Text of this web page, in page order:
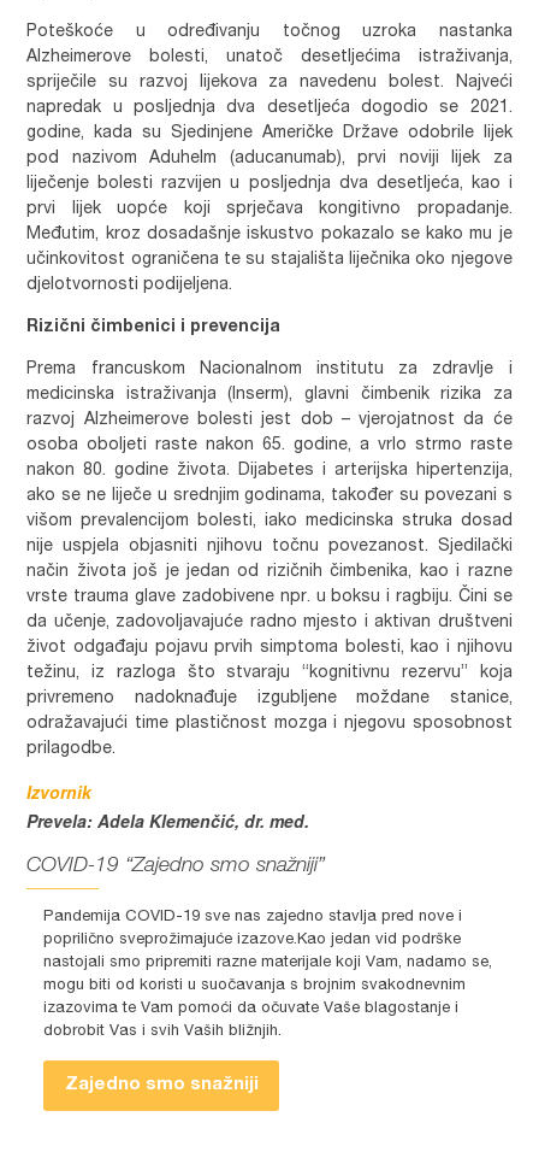
Poteškoće u određivanju točnog uzroka nastanka
Alzheimerove bolesti, unatoč desetljećima istraživanja,
spriječile su razvoj lijekova za navedenu bolest. Najveći
napredak u posljednja dva desetljeća dogodio se 2021.
godine, kada su Sjedinjene Američke Države odobrile lijek
pod nazivom Aduhelm (aducanumab), prvi noviji lijek za
liječenje bolesti razvijen u posljednja dva desetljeća, kao i
prvi lijek uopće koji sprječava kongitivno propadanje.
Međutim, kroz dosadašnje iskustvo pokazalo se kako mu je
učinkovitost ograničena te su stajališta liječnika oko njegove
djelotvornosti podijeljena.
Rizični čimbenici i prevencija
Prema francuskom Nacionalnom institutu za zdravlje i
medicinska istraživanja (Inserm), glavni čimbenik rizika za
razvoj Alzheimerove bolesti jest dob – vjerojatnost da će
osoba oboljeti raste nakon 65. godine, a vrlo strmo raste
nakon 80. godine života. Dijabetes i arterijska hipertenzija,
ako se ne liječe u srednjim godinama, također su povezani s
višom prevalencijom bolesti, iako medicinska struka dosad
nije uspjela objasniti njihovu točnu povezanost. Sjedilački
način života još je jedan od rizičnih čimbenika, kao i razne
vrste trauma glave zadobivene npr. u boksu i ragbiju. Čini se
da učenje, zadovoljavajuće radno mjesto i aktivan društveni
život odgađaju pojavu prvih simptoma bolesti, kao i njihovu
težinu, iz razloga što stvaraju “kognitivnu rezervu” koja
privremeno nadoknađuje izgubljene moždane stanice,
odražavajući time plastičnost mozga i njegovu sposobnost
prilagodbe.
Izvornik
Prevela: Adela Klemenčić, dr. med.
COVID-19 “Zajedno smo snažniji”
Pandemija COVID-19 sve nas zajedno stavlja pred nove i
poprilično sveprožimajuće izazove.Kao jedan vid podrške
nastojali smo pripremiti razne materijale koji Vam, nadamo se,
mogu biti od koristi u suočavanja s brojnim svakodnevnim
izazovima te Vam pomoći da očuvate Vaše blagostanje i
dobrobit Vas i svih Vaših bližnjih.
Zajedno smo snažniji